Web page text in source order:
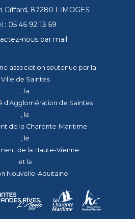
Giffard, 87280 LIMOGES
: 05 46 92 13 69
nous par mail
association soutenue par la
Ville de Saintes
, la
d'Agglomération de Saintes
, le
de la Charente-Maritime
, le
de la Haute-Vienne
et la
Nouvelle-Aquitaine